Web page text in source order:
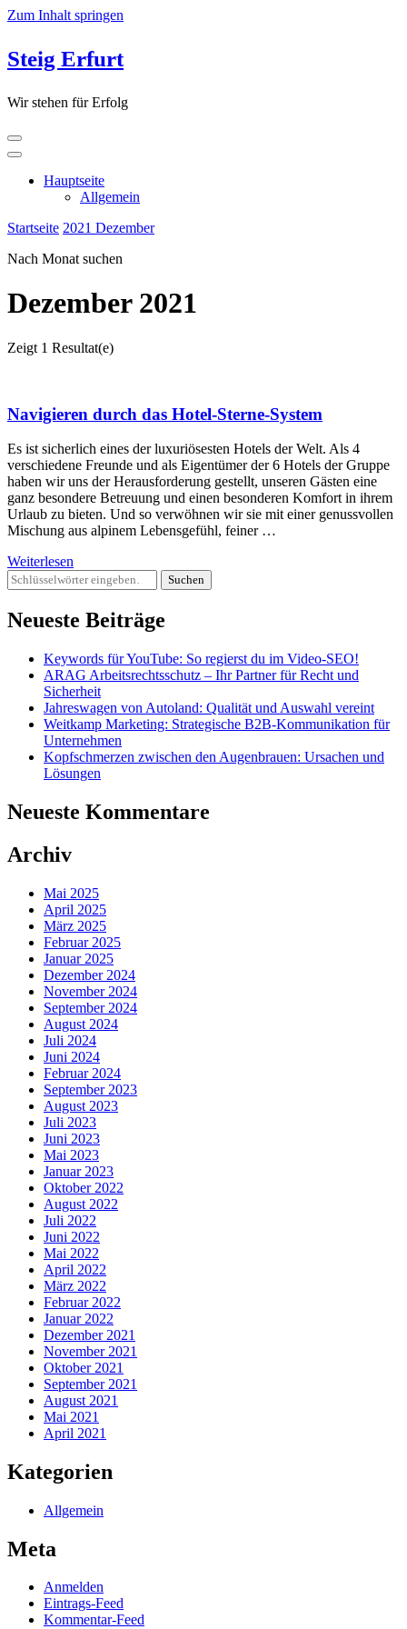
Zum Inhalt springen
Steig Erfurt
Wir stehen für Erfolg
Hauptseite
Allgemein
Startseite 2021 Dezember
Nach Monat suchen
Dezember 2021
Zeigt 1 Resultat(e)
Navigieren durch das Hotel-Sterne-System
Es ist sicherlich eines der luxuriösesten Hotels der Welt. Als 4
verschiedene Freunde und als Eigentümer der 6 Hotels der Gruppe
haben wir uns der Herausforderung gestellt, unseren Gästen eine
ganz besondere Betreuung und einen besonderen Komfort in ihrem
Urlaub zu bieten. Und so verwöhnen wir sie mit einer genussvollen
Mischung aus alpinem Lebensgefühl, feiner …
Weiterlesen
Suchst
du
nach
etwas?
Neueste Beiträge
Keywords für YouTube: So regierst du im Video-SEO!
ARAG Arbeitsrechtsschutz – Ihr Partner für Recht und
Sicherheit
Jahreswagen von Autoland: Qualität und Auswahl vereint
Weitkamp Marketing: Strategische B2B-Kommunikation für
Unternehmen
Kopfschmerzen zwischen den Augenbrauen: Ursachen und
Lösungen
Neueste Kommentare
Archiv
Mai 2025
April 2025
März 2025
Februar 2025
Januar 2025
Dezember 2024
November 2024
September 2024
August 2024
Juli 2024
Juni 2024
Februar 2024
September 2023
August 2023
Juli 2023
Juni 2023
Mai 2023
Januar 2023
Oktober 2022
August 2022
Juli 2022
Juni 2022
Mai 2022
April 2022
März 2022
Februar 2022
Januar 2022
Dezember 2021
November 2021
Oktober 2021
September 2021
August 2021
Mai 2021
April 2021
Kategorien
Allgemein
Meta
Anmelden
Eintrags-Feed
Kommentar-Feed